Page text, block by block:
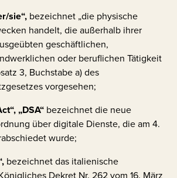
sie“, bezeichnet „die physische
handelt, die außerhalb ihrer
geschäftlichen,
oder beruflichen Tätigkeit
3, Buchstabe a) des
vorgesehen;
„DSA“ bezeichnet die neue
über digitale Dienste, die am 4.
wurde;
bezeichnet das italienische